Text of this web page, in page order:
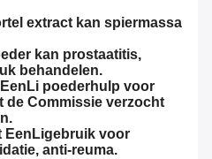
extract kan spiermassa
kan prostaatitis,
behandelen.
Een Li poederhulp voor
de Commissie verzocht
Een Ligebruik voor
anti-reuma.